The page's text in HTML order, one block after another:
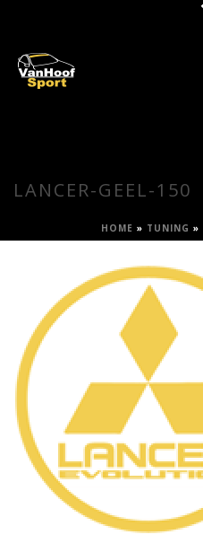
LANCER-GEEL-150
HOME » TUNING »